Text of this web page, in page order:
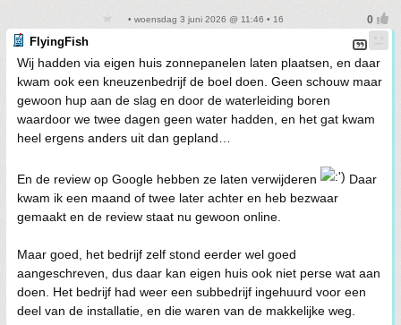
• woensdag 3 juni 2026 @ 11:46 • 16
FlyingFish
Wij hadden via eigen huis zonnepanelen laten plaatsen, en daar
kwam ook een kneuzenbedrijf de boel doen. Geen schouw maar
gewoon hup aan de slag en door de waterleiding boren
waardoor we twee dagen geen water hadden, en het gat kwam
heel ergens anders uit dan gepland…
En de review op Google hebben ze laten verwijderen
Daar
kwam ik een maand of twee later achter en heb bezwaar
gemaakt en de review staat nu gewoon online.
Maar goed, het bedrijf zelf stond eerder wel goed
aangeschreven, dus daar kan eigen huis ook niet perse wat aan
doen. Het bedrijf had weer een subbedrijf ingehuurd voor een
deel van de installatie, en die waren van de makkelijke weg.